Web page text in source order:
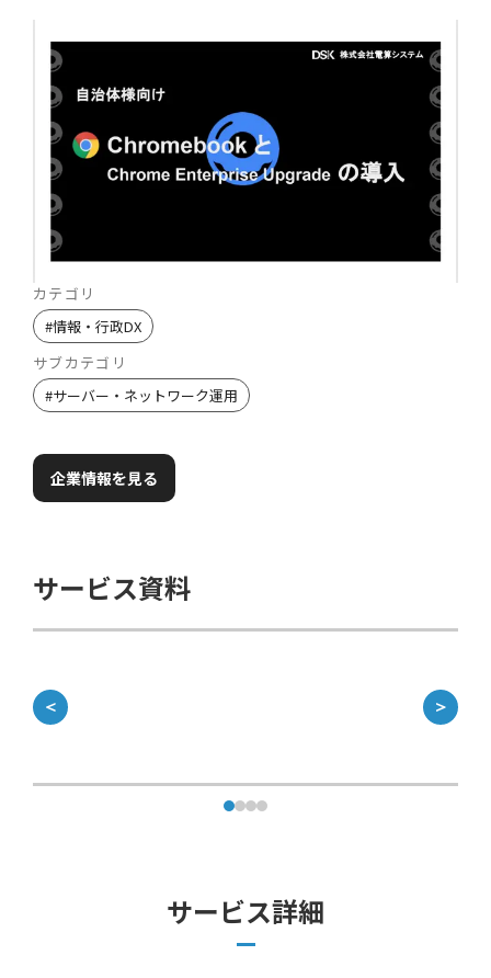
カテゴリ
#情報・行政DX
サブカテゴリ
#サーバー・ネットワーク運用
企業情報を見る
サービス資料
＜ ＞
サービス詳細